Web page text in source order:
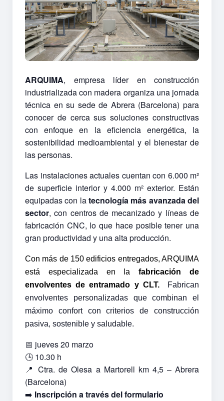
ARQUIMA, empresa líder en construcción
industrializada con madera organiza una jornada
técnica en su sede de Abrera (Barcelona) para
conocer de cerca sus soluciones constructivas
con enfoque en la eficiencia energética, la
sostenibilidad medioambiental y el bienestar de
las personas.
Las instalaciones actuales cuentan con 6.000 m²
de superficie interior y 4.000 m² exterior. Están
equipadas con latecnología más avanzada del
sector, con centros de mecanizado y líneas de
fabricación CNC, lo que hace posible tener una
gran productividad y una alta producción.
Con más de 150 edificios entregados, ARQUIMA
está especializada en lafabricación de
envolventes de entramado y CLT.
Fabrican
envolventes personalizadas que combinan el
máximo confort con criterios de construcción
pasiva, sostenible y saludable.
📅 jueves 20 marzo
🕒 10.30 h
📍 Ctra. de Olesa a Martorell km 4,5 – Abrera
(Barcelona)
➡️ Inscripción a través del formulario